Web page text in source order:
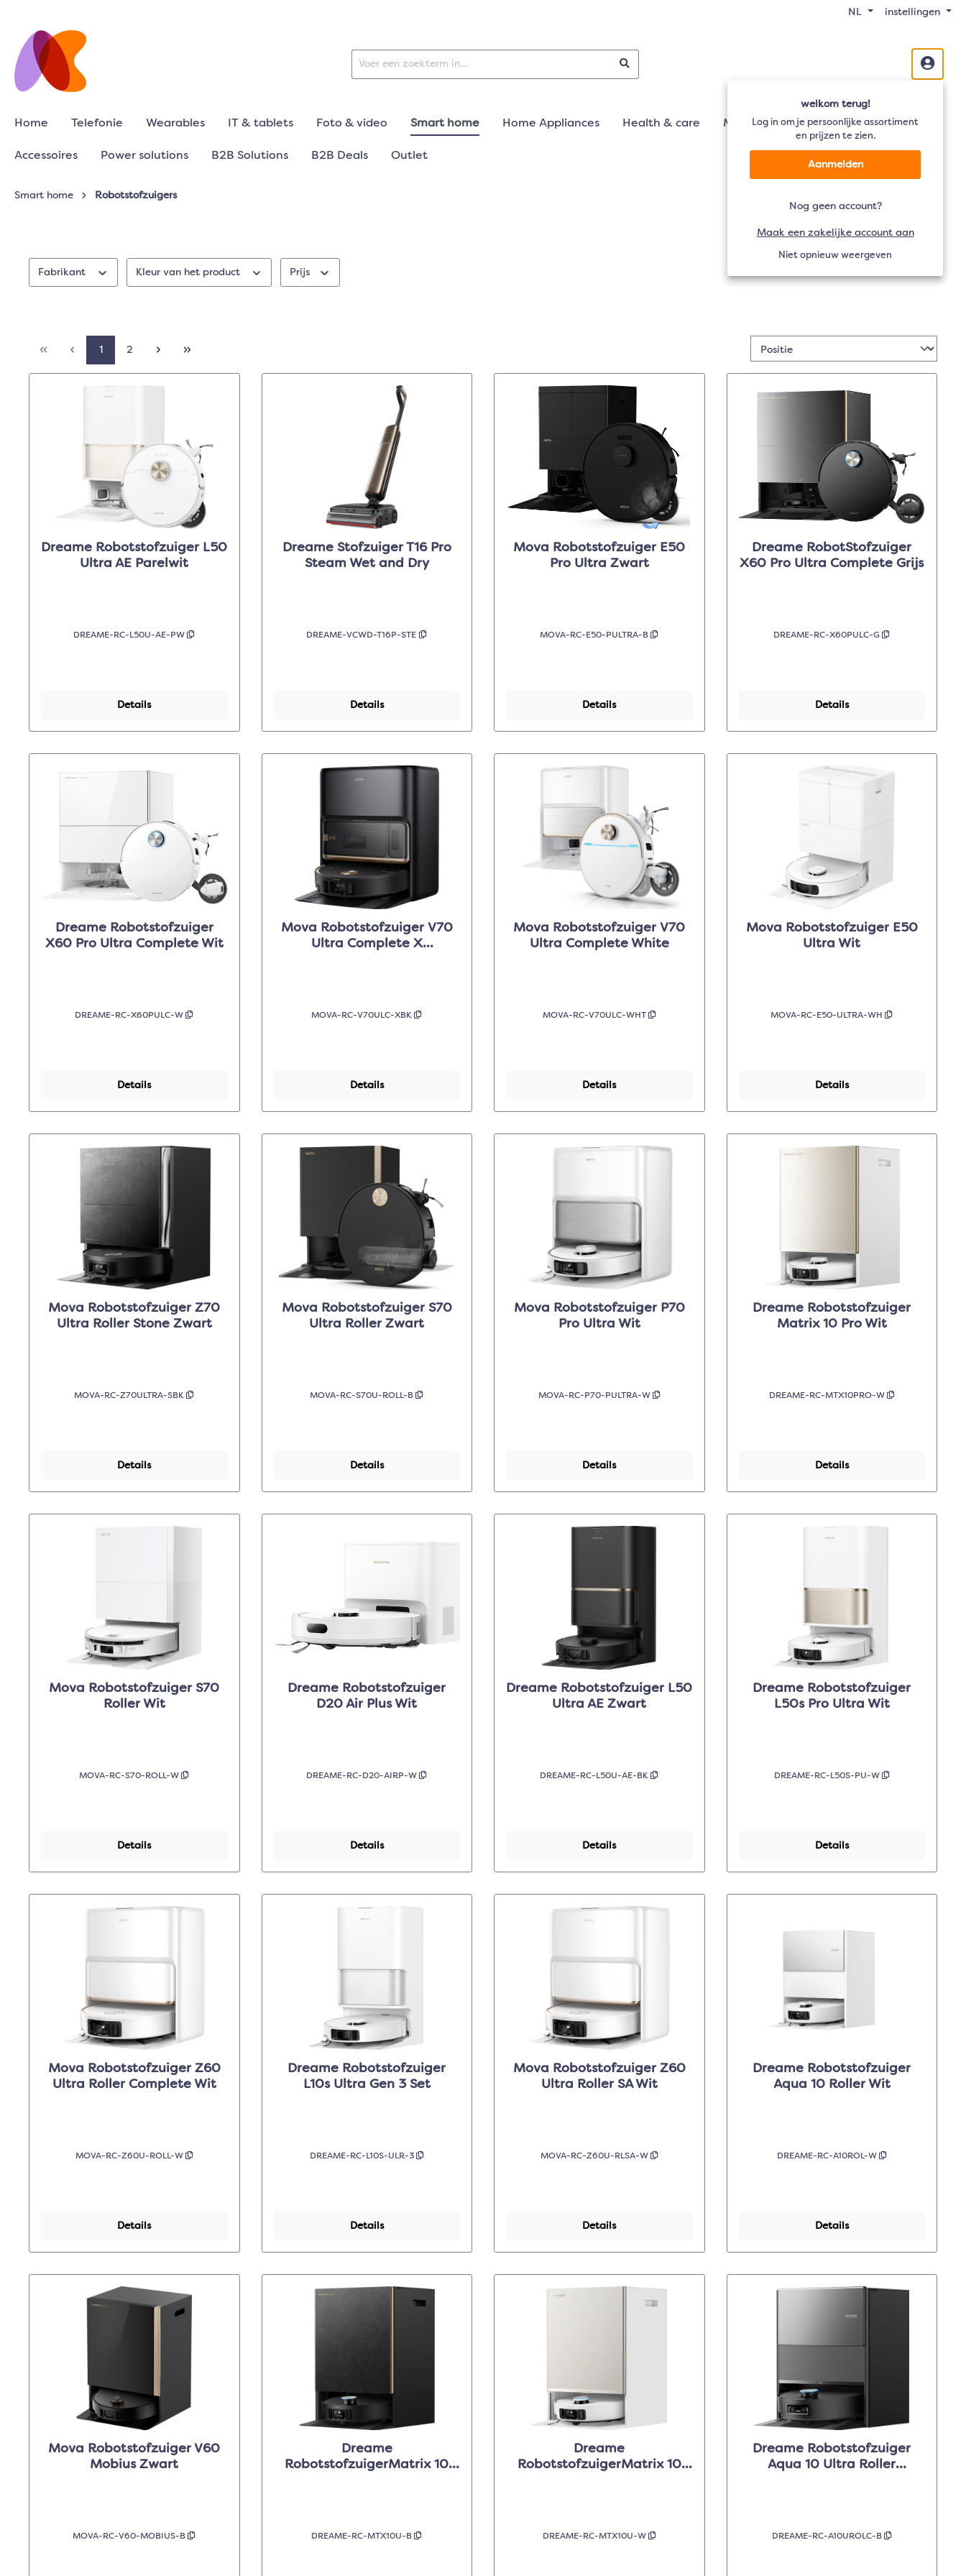
NL instellingen
welkom terug!
Log in om je persoonlijke assortiment
en prijzen te zien.
Aanmelden
Nog geen account?
Maak een zakelijke account aan
Niet opnieuw weergeven
Home Telefonie Wearables IT & tablets Foto & video Smart home Home Appliances Health & care Mobiliteit Audio TV
Accessoires Power solutions B2B Solutions B2B Deals Outlet
Smart home Robotstofzuigers
Fabrikant Kleur van het product Prijs
1 2
Dreame Robotstofzuiger L50
Ultra AE Parelwit
DREAME-RC-L50U-AE-PW
Details
Dreame Stofzuiger T16 Pro
Steam Wet and Dry
DREAME-VCWD-T16P-STE
Details
Mova Robotstofzuiger E50
Pro Ultra Zwart
MOVA-RC-E50-PULTRA-B
Details
Dreame RobotStofzuiger
X60 Pro Ultra Complete Grijs
DREAME-RC-X60PULC-G
Details
Dreame Robotstofzuiger
X60 Pro Ultra Complete Wit
DREAME-RC-X60PULC-W
Details
Mova Robotstofzuiger V70
Ultra Complete X
MOVA-RC-V70ULC-XBK
Details
Mova Robotstofzuiger V70
Ultra Complete White
MOVA-RC-V70ULC-WHT
Details
Mova Robotstofzuiger E50
Ultra Wit
MOVA-RC-E50-ULTRA-WH
Details
Mova Robotstofzuiger Z70
Ultra Roller Stone Zwart
MOVA-RC-Z70ULTRA-SBK
Details
Mova Robotstofzuiger S70
Ultra Roller Zwart
MOVA-RC-S70U-ROLL-B
Details
Mova Robotstofzuiger P70
Pro Ultra Wit
MOVA-RC-P70-PULTRA-W
Details
Dreame Robotstofzuiger
Matrix 10 Pro Wit
DREAME-RC-MTX10PRO-W
Details
Mova Robotstofzuiger S70
Roller Wit
MOVA-RC-S70-ROLL-W
Details
Dreame Robotstofzuiger
D20 Air Plus Wit
DREAME-RC-D20-AIRP-W
Details
Dreame Robotstofzuiger L50
Ultra AE Zwart
DREAME-RC-L50U-AE-BK
Details
Dreame Robotstofzuiger
L50s Pro Ultra Wit
DREAME-RC-L50S-PU-W
Details
Mova Robotstofzuiger Z60
Ultra Roller Complete Wit
MOVA-RC-Z60U-ROLL-W
Details
Dreame Robotstofzuiger
L10s Ultra Gen 3 Set
DREAME-RC-L10S-ULR-3
Details
Mova Robotstofzuiger Z60
Ultra Roller SA Wit
MOVA-RC-Z60U-RLSA-W
Details
Dreame Robotstofzuiger
Aqua 10 Roller Wit
DREAME-RC-A10ROL-W
Details
Mova Robotstofzuiger V60
Mobius Zwart
MOVA-RC-V60-MOBIUS-B
Dreame
RobotstofzuigerMatrix 10
DREAME-RC-MTX10U-B
Dreame
RobotstofzuigerMatrix 10
DREAME-RC-MTX10U-W
Dreame Robotstofzuiger
Aqua 10 Ultra Roller
DREAME-RC-A10UROLC-B